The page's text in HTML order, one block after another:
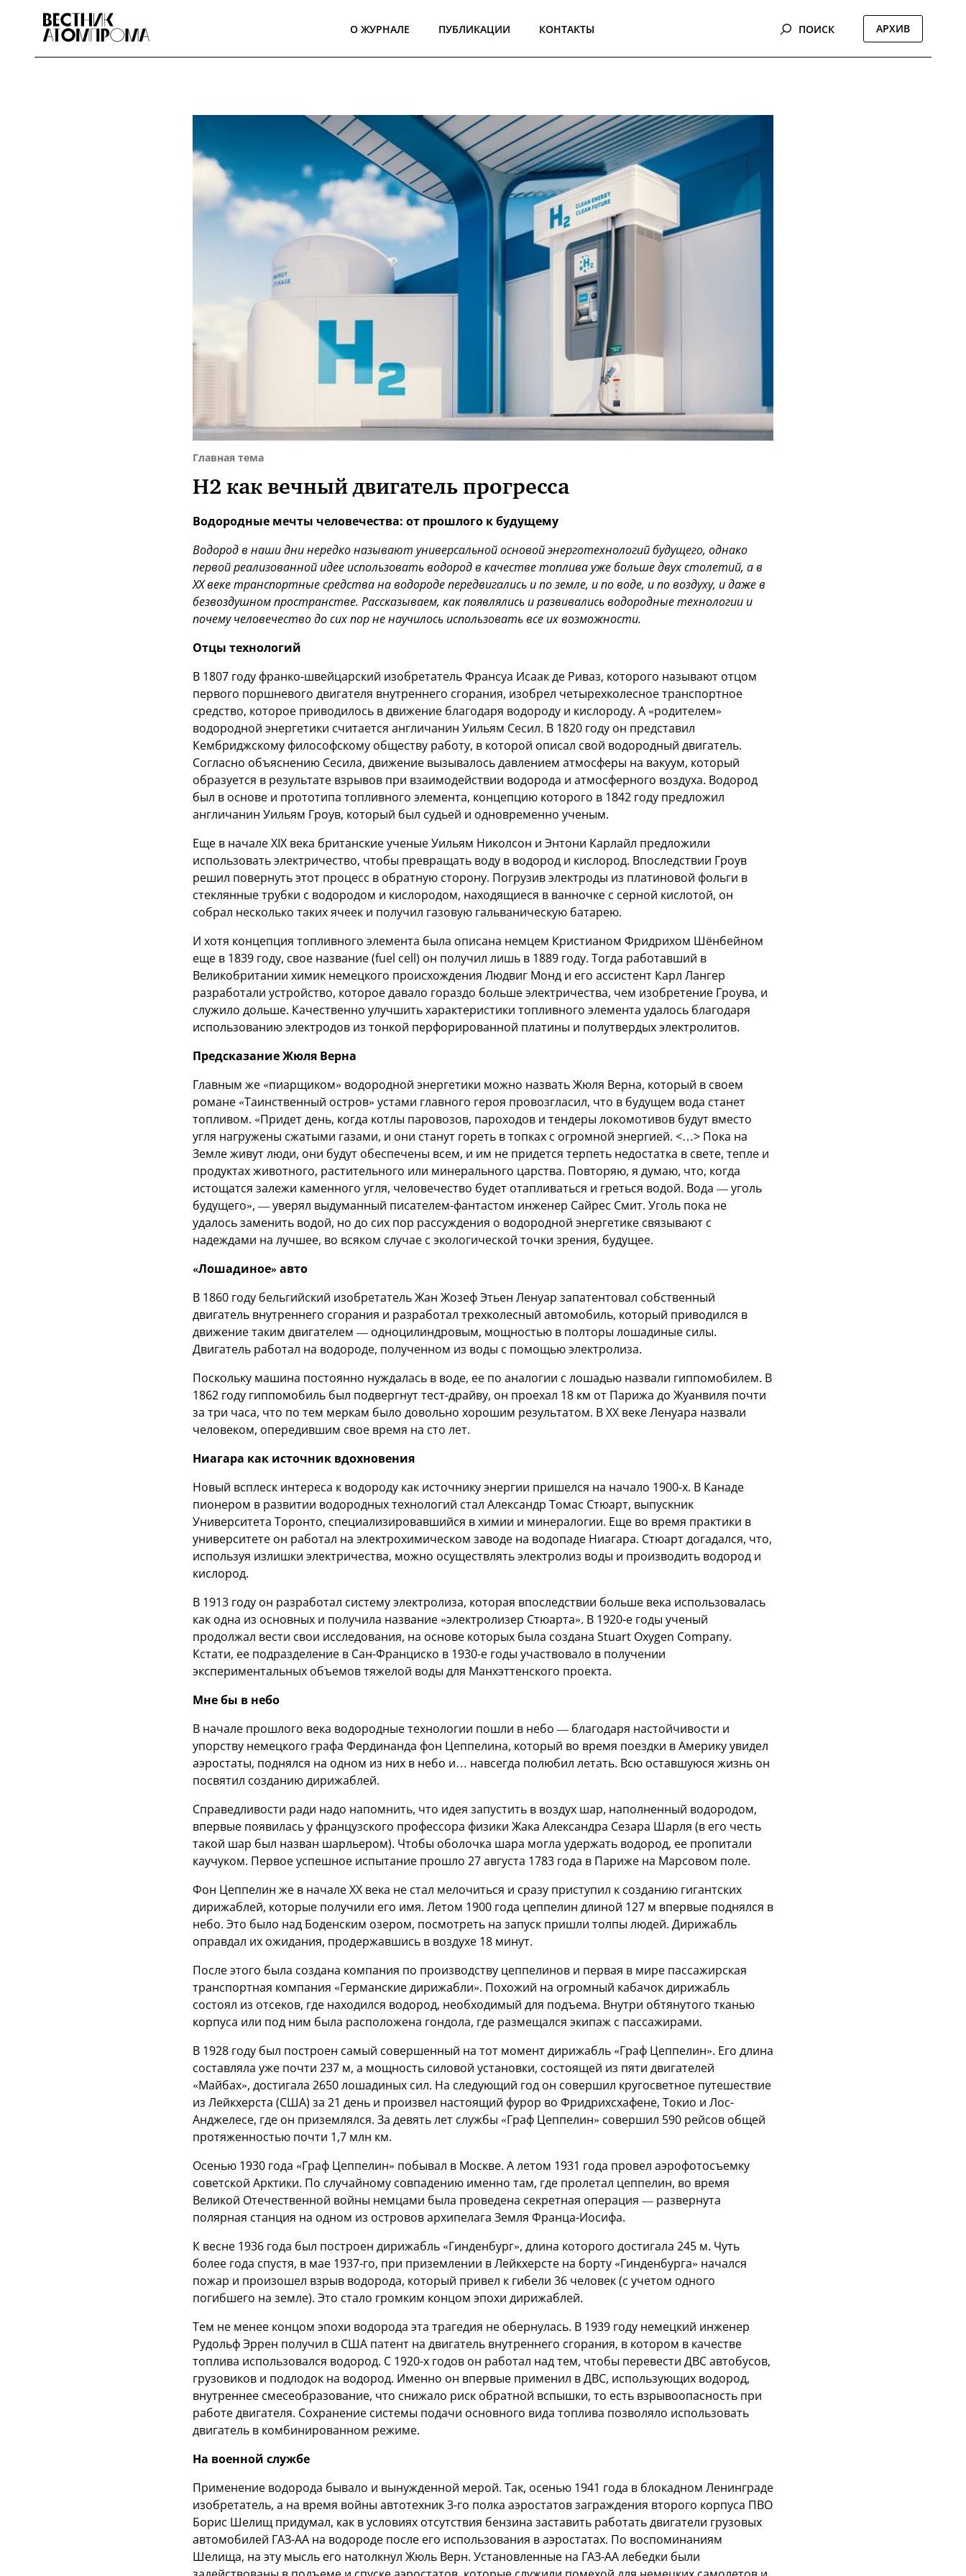
О ЖУРНАЛЕ ПУБЛИКАЦИИ КОНТАКТЫ ПОИСК АРХИВ
Главная тема
Н2 как вечный двигатель прогресса
Водородные мечты человечества: от прошлого к будущему
Водород в наши дни нередко называют универсальной основой энерготехнологий будущего, однако
первой реализованной идее использовать водород в качестве топлива уже больше двух столетий, а в
ХХ веке транспортные средства на водороде передвигались и по земле, и по воде, и по воздуху, и даже в
безвоздушном пространстве. Рассказываем, как появлялись и развивались водородные технологии и
почему человечество до сих пор не научилось использовать все их возможности.
Отцы технологий
В 1807 году франко-швейцарский изобретатель Франсуа Исаак де Риваз, которого называют отцом
первого поршневого двигателя внутреннего сгорания, изобрел четырехколесное транспортное
средство, которое приводилось в движение благодаря водороду и кислороду. А «родителем»
водородной энергетики считается англичанин Уильям Сесил. В 1820 году он представил
Кембриджскому философскому обществу работу, в которой описал свой водородный двигатель.
Согласно объяснению Сесила, движение вызывалось давлением атмосферы на вакуум, который
образуется в результате взрывов при взаимодействии водорода и атмосферного воздуха. Водород
был в основе и прототипа топливного элемента, концепцию которого в 1842 году предложил
англичанин Уильям Гроув, который был судьей и одновременно ученым.
Еще в начале XIX века британские ученые Уильям Николсон и Энтони Карлайл предложили
использовать электричество, чтобы превращать воду в водород и кислород. Впоследствии Гроув
решил повернуть этот процесс в обратную сторону. Погрузив электроды из платиновой фольги в
стеклянные трубки с водородом и кислородом, находящиеся в ванночке с серной кислотой, он
собрал несколько таких ячеек и получил газовую гальваническую батарею.
И хотя концепция топливного элемента была описана немцем Кристианом Фридрихом Шёнбейном
еще в 1839 году, свое название (fuel cell) он получил лишь в 1889 году. Тогда работавший в
Великобритании химик немецкого происхождения Людвиг Монд и его ассистент Карл Лангер
разработали устройство, которое давало гораздо больше электричества, чем изобретение Гроува, и
служило дольше. Качественно улучшить характеристики топливного элемента удалось благодаря
использованию электродов из тонкой перфорированной платины и полутвердых электролитов.
Предсказание Жюля Верна
Главным же «пиарщиком» водородной энергетики можно назвать Жюля Верна, который в своем
романе «Таинственный остров» устами главного героя провозгласил, что в будущем вода станет
топливом. «Придет день, когда котлы паровозов, пароходов и тендеры локомотивов будут вместо
угля нагружены сжатыми газами, и они станут гореть в топках с огромной энергией. <…> Пока на
Земле живут люди, они будут обеспечены всем, и им не придется терпеть недостатка в свете, тепле и
продуктах животного, растительного или минерального царства. Повторяю, я думаю, что, когда
истощатся залежи каменного угля, человечество будет отапливаться и греться водой. Вода — уголь
будущего», — уверял выдуманный писателем-фантастом инженер Сайрес Смит. Уголь пока не
удалось заменить водой, но до сих пор рассуждения о водородной энергетике связывают с
надеждами на лучшее, во всяком случае с экологической точки зрения, будущее.
«Лошадиное» авто
В 1860 году бельгийский изобретатель Жан Жозеф Этьен Ленуар запатентовал собственный
двигатель внутреннего сгорания и разработал трехколесный автомобиль, который приводился в
движение таким двигателем — одноцилиндровым, мощностью в полторы лошадиные силы.
Двигатель работал на водороде, полученном из воды с помощью электролиза.
Поскольку машина постоянно нуждалась в воде, ее по аналогии с лошадью назвали гиппомобилем. В
1862 году гиппомобиль был подвергнут тест-драйву, он проехал 18 км от Парижа до Жуанвиля почти
за три часа, что по тем меркам было довольно хорошим результатом. В ХХ веке Ленуара назвали
человеком, опередившим свое время на сто лет.
Ниагара как источник вдохновения
Новый всплеск интереса к водороду как источнику энергии пришелся на начало 1900-х. В Канаде
пионером в развитии водородных технологий стал Александр Томас Стюарт, выпускник
Университета Торонто, специализировавшийся в химии и минералогии. Еще во время практики в
университете он работал на электрохимическом заводе на водопаде Ниагара. Стюарт догадался, что,
используя излишки электричества, можно осуществлять электролиз воды и производить водород и
кислород.
В 1913 году он разработал систему электролиза, которая впоследствии больше века использовалась
как одна из основных и получила название «электролизер Стюарта». В 1920-е годы ученый
продолжал вести свои исследования, на основе которых была создана Stuart Oxygen Company.
Кстати, ее подразделение в Сан-Франциско в 1930-е годы участвовало в получении
экспериментальных объемов тяжелой воды для Манхэттенского проекта.
Мне бы в небо
В начале прошлого века водородные технологии пошли в небо — благодаря настойчивости и
упорству немецкого графа Фердинанда фон Цеппелина, который во время поездки в Америку увидел
аэростаты, поднялся на одном из них в небо и… навсегда полюбил летать. Всю оставшуюся жизнь он
посвятил созданию дирижаблей.
Справедливости ради надо напомнить, что идея запустить в воздух шар, наполненный водородом,
впервые появилась у французского профессора физики Жака Александра Сезара Шарля (в его честь
такой шар был назван шарльером). Чтобы оболочка шара могла удержать водород, ее пропитали
каучуком. Первое успешное испытание прошло 27 августа 1783 года в Париже на Марсовом поле.
Фон Цеппелин же в начале XX века не стал мелочиться и сразу приступил к созданию гигантских
дирижаблей, которые получили его имя. Летом 1900 года цеппелин длиной 127 м впервые поднялся в
небо. Это было над Боденским озером, посмотреть на запуск пришли толпы людей. Дирижабль
оправдал их ожидания, продержавшись в воздухе 18 минут.
После этого была создана компания по производству цеппелинов и первая в мире пассажирская
транспортная компания «Германские дирижабли». Похожий на огромный кабачок дирижабль
состоял из отсеков, где находился водород, необходимый для подъема. Внутри обтянутого тканью
корпуса или под ним была расположена гондола, где размещался экипаж с пассажирами.
В 1928 году был построен самый совершенный на тот момент дирижабль «Граф Цеппелин». Его длина
составляла уже почти 237 м, а мощность силовой установки, состоящей из пяти двигателей
«Майбах», достигала 2650 лошадиных сил. На следующий год он совершил кругосветное путешествие
из Лейкхерста (США) за 21 день и произвел настоящий фурор во Фридрихсхафене, Токио и Лос-
Анджелесе, где он приземлялся. За девять лет службы «Граф Цеппелин» совершил 590 рейсов общей
протяженностью почти 1,7 млн км.
Осенью 1930 года «Граф Цеппелин» побывал в Москве. А летом 1931 года провел аэрофотосъемку
советской Арктики. По случайному совпадению именно там, где пролетал цеппелин, во время
Великой Отечественной войны немцами была проведена секретная операция — развернута
полярная станция на одном из островов архипелага Земля Франца-Иосифа.
К весне 1936 года был построен дирижабль «Гинденбург», длина которого достигала 245 м. Чуть
более года спустя, в мае 1937-го, при приземлении в Лейкхерсте на борту «Гинденбурга» начался
пожар и произошел взрыв водорода, который привел к гибели 36 человек (с учетом одного
погибшего на земле). Это стало громким концом эпохи дирижаблей.
Тем не менее концом эпохи водорода эта трагедия не обернулась. В 1939 году немецкий инженер
Рудольф Эррен получил в США патент на двигатель внутреннего сгорания, в котором в качестве
топлива использовался водород. С 1920-х годов он работал над тем, чтобы перевести ДВС автобусов,
грузовиков и подлодок на водород. Именно он впервые применил в ДВС, использующих водород,
внутреннее смесеобразование, что снижало риск обратной вспышки, то есть взрывоопасность при
работе двигателя. Сохранение системы подачи основного вида топлива позволяло использовать
двигатель в комбинированном режиме.
На военной службе
Применение водорода бывало и вынужденной мерой. Так, осенью 1941 года в блокадном Ленинграде
изобретатель, а на время войны автотехник 3-го полка аэростатов заграждения второго корпуса ПВО
Борис Шелищ придумал, как в условиях отсутствия бензина заставить работать двигатели грузовых
автомобилей ГАЗ-АА на водороде после его использования в аэростатах. По воспоминаниям
Шелища, на эту мысль его натолкнул Жюль Верн. Установленные на ГАЗ-АА лебедки были